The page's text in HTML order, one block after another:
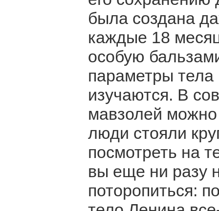
была создана
каждые 18
особую
параметры
изучаются. В
мавзолей
люди стояли
посмотреть на
вы еще ни разу
поторопиться: